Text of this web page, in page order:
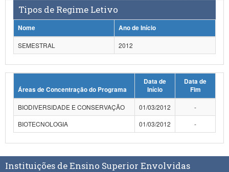
Tipos de Regime Letivo
Nome
Ano de Início
SEMESTRAL
2012
Áreas de Concentração do Programa
Data de
Início
Data de
Fim
BIODIVERSIDADE E CONSERVAÇÃO
01/03/2012
-
BIOTECNOLOGIA
01/03/2012 -
Instituições de Ensino Superior Envolvidas